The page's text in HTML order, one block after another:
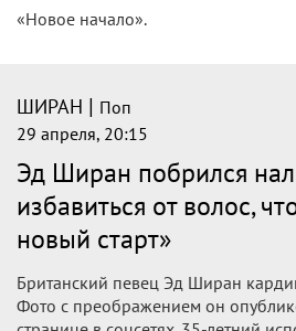
«Новое начало».
ШИРАН | Поп
29 апреля, 20:15
Эд Ширан побрился
избавиться от волос,
новый старт»
Британский певец Эд Ширан
Фото с преображением он